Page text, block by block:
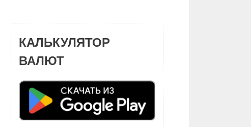
КАЛЬКУЛЯТОР
ВАЛЮТ